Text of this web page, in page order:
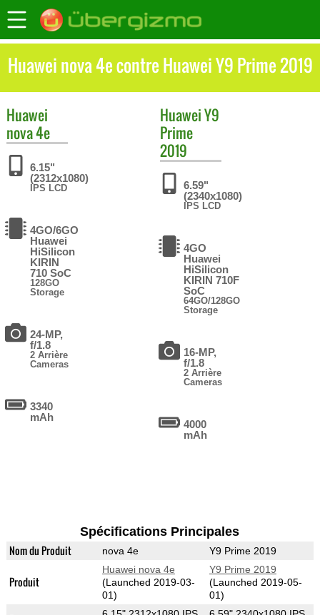
Huawei nova 4e contre Huawei Y9 Prime 2019
Huawei
nova 4e
6.15"
(2312x1080)
IPS LCD
4GO/6GO
Huawei
HiSilicon
KIRIN
710 SoC
128GO
Storage
24-MP,
f/1.8
2 Arrière
Cameras
3340
mAh
HuaweiY9
Prime
2019
6.59"
(2340x1080)
IPS LCD
4GO
Huawei
HiSilicon
KIRIN 710F
SoC
64GO/128GO
Storage
16-MP,
f/1.8
2 Arrière
Cameras
4000
mAh
Spécifications Principales
Nom du Produit nova 4e Y9 Prime 2019
Produit
Huawei nova 4e
(Launched 2019-03-
01)
Y9 Prime 2019
(Launched 2019-05-
01)